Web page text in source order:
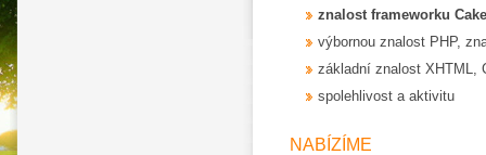
znalost frameworku
výbornou znalost PHP,
základní znalost XHTML,
spolehlivost a aktivitu
NABÍZÍME